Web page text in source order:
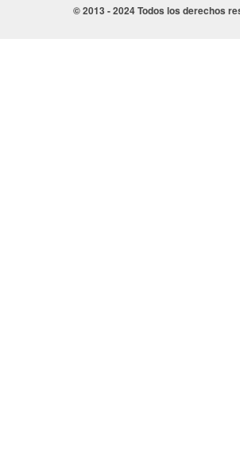
© 2013 - 2024 Todos los derechos